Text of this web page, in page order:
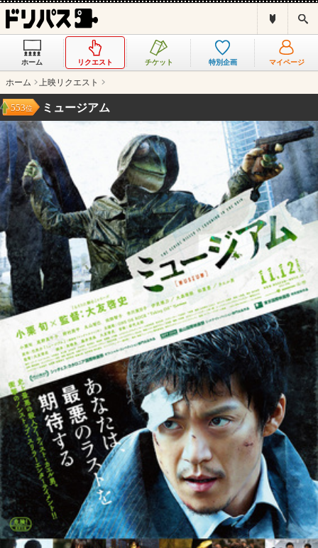
ス
ホーム リクエスト チケット 特別企画 マイページ
ホーム 上映リクエスト
ミュージアム
553位